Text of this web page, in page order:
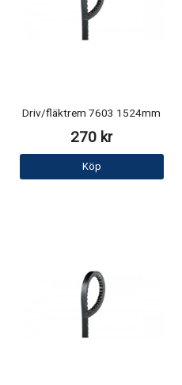
Driv/fläktrem 7603 1524mm
270 kr
Köp